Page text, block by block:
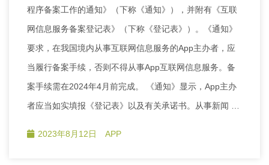
程序备案工作的通知》（下称《通知》），并附有《互联
网信息服务备案登记表》（下称《登记表》）。《通知》
要求，在我国境内从事互联网信息服务的App主办者，应
当履行备案手续，否则不得从事App互联网信息服务。备
案手续需在2024年4月前完成。 《通知》显示，App主办
者应当如实填报《登记表》以及有关承诺书。从事新闻 …
2023年8月12日 APP